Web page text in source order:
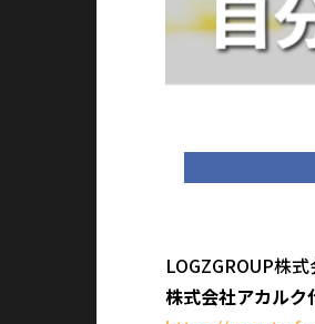
LOGZGROUP株
株式会社アカルク